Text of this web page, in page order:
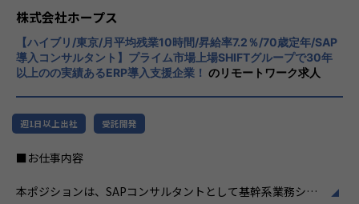
ると感じる（30代女性）。
・お客様から「想定より早く導入できた」「ほしかったシ
ステムがたくさんあり、使うことが楽しみだ」とお声をいた
だき、嬉しかった！（20代女性）
【事業責任者からのメッセージ】
世界基準でみたときに、世界ではポピュラーだけど日本で
はまだ浸透していないソリューションがたくさんあります。
もたくさんあります。
開発を積極的に推進しております。
など、ご志向性に応じたキャリアマップを用意しています。
現在、若手～ベテラン層まで幅広い人材が活躍しており、切
磋琢磨しながら成長できる環境です。
・Mさん（20代後半）
ウドサーバ運用、オンプレサーバ運用・更改、ジョブネット
DB呼び出し、データバックアップ、インシデント対応など
CloudやOracle ERP Cloudなどを活用し、企
業の業務プロセスを最適化し、経営管理の強
化を図っています1。
社風/文化
ホープスは、若手社員が活躍できる環境で、
社内の風通しが良く、活気に満ちた雰囲気が
特徴です。多様性を重視し、様々な国籍や背
株式会社ホープス
【ハイブリ/東京/月平均残業10時間/昇給率7.2％/70歳定年/SAP
導入コンサルタント】プライム市場上場SHIFTグループで30年
以上のの実績あるERP導入支援企業！ のリモートワーク求人
週1日以上出社 受託開発
■お仕事内容
本ポジションは、SAPコンサルタントとして基幹系業務シス